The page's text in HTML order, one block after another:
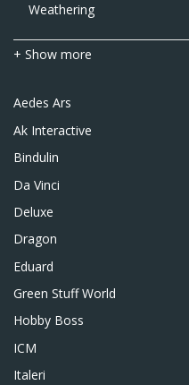
Weathering
+ Show more
Aedes Ars
Ak Interactive
Bindulin
Da Vinci
Deluxe
Dragon
Eduard
Green Stuff World
Hobby Boss
ICM
Italeri